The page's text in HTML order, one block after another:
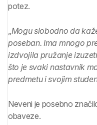
potez.
„Mogu slobodno da
poseban. Ima mnogo
izdvojila pružanje
što je svaki nastavnik
predmetu i svojim
Neveni je posebno
obaveze.